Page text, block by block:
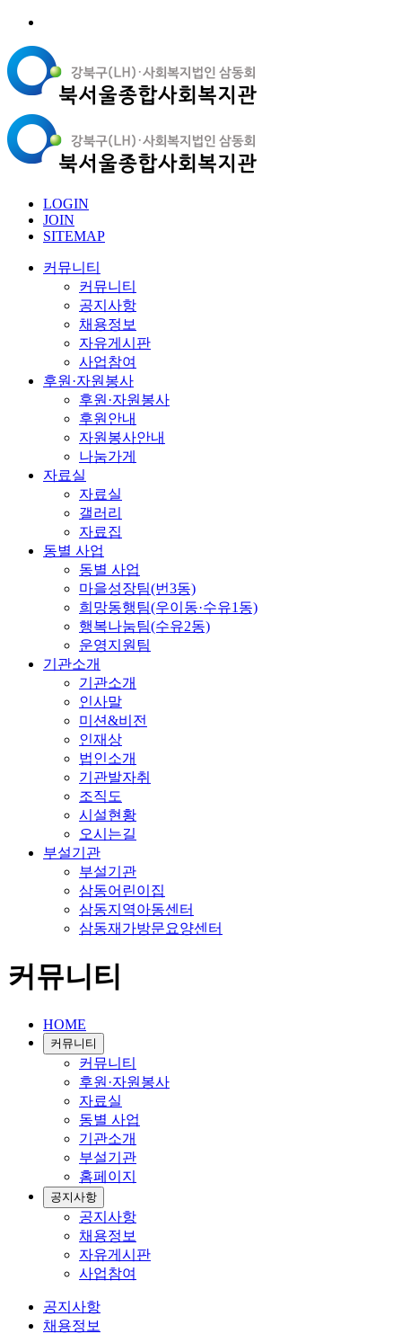
LOGIN
JOIN
SITEMAP
커뮤니티
커뮤니티
공지사항
채용정보
자유게시판
사업참여
후원·자원봉사
후원·자원봉사
후원안내
자원봉사안내
나눔가게
자료실
자료실
갤러리
자료집
동별 사업
동별 사업
마을성장팀(번3동)
희망동행팀(우이동·수유1동)
행복나눔팀(수유2동)
운영지원팀
기관소개
기관소개
인사말
미션&비전
인재상
법인소개
기관발자취
조직도
시설현황
오시는길
부설기관
부설기관
삼동어린이집
삼동지역아동센터
삼동재가방문요양센터
커뮤니티
HOME
커뮤니티
커뮤니티
후원·자원봉사
자료실
동별 사업
기관소개
부설기관
홈페이지
공지사항
공지사항
채용정보
자유게시판
사업참여
공지사항
채용정보